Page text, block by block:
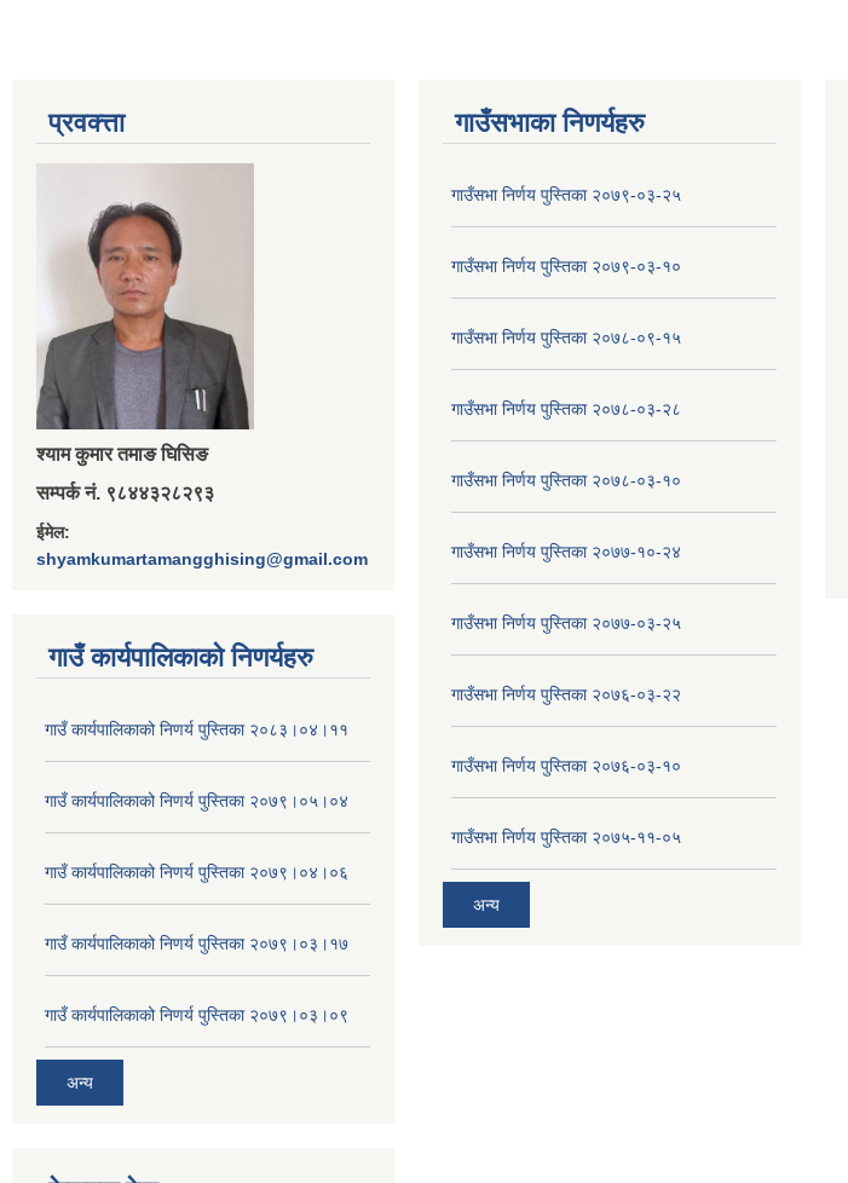
प्रवक्त्ता
श्‍याम कुमार तमाङ घिसिङ
सम्पर्क नं. ९८४४३२८२९३
ईमेल:
shyamkumartamangghising@gmail.com
गाउँ कार्यपालिकाकाे निणर्यहरु
गाउँ कार्यपालिकाको निणर्य पुस्तिका २०८३।०४।११
गाउँ कार्यपालिकाको निणर्य पुस्तिका २०७९।०५।०४
गाउँ कार्यपालिकाको निणर्य पुस्तिका २०७९।०४।०६
गाउँ कार्यपालिकाको निणर्य पुस्तिका २०७९।०३।१७
गाउँ कार्यपालिकाको निणर्य पुस्तिका २०७९।०३।०९
अन्य
गाउँसभाका निणर्यहरु
गाउँसभा निर्णय पुस्तिका २०७९-०३-२५
गाउँसभा निर्णय पुस्तिका २०७९-०३-१०
गाउँसभा निर्णय पुस्तिका २०७८-०९-१५
गाउँसभा निर्णय पुस्तिका २०७८-०३-२८
गाउँसभा निर्णय पुस्तिका २०७८-०३-१०
गाउँसभा निर्णय पुस्तिका २०७७-१०-२४
गाउँसभा निर्णय पुस्तिका २०७७-०३-२५
गाउँसभा निर्णय पुस्तिका २०७६-०३-२२
गाउँसभा निर्णय पुस्तिका २०७६-०३-१०
गाउँसभा निर्णय पुस्तिका २०७५-११-०५
अन्य